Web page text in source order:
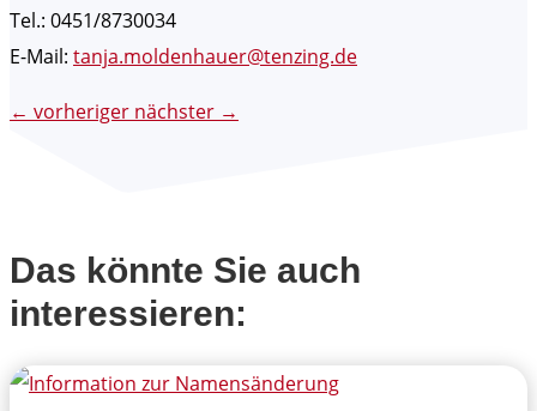
Tel.: 0451/8730034
E-Mail: tanja.moldenhauer@tenzing.de
← vorheriger nächster →
Das könnte Sie auch
interessieren: